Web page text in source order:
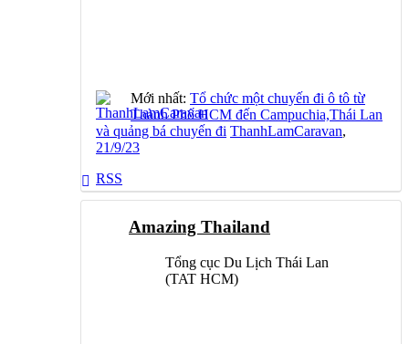
Mới nhất: Tổ chức một chuyến đi ô tô từ
Thành Phố HCM đến Campuchia,Thái Lan
và quảng bá chuyến đi ThanhLamCaravan,
21/9/23
RSS
Amazing Thailand
Tổng cục Du Lịch Thái Lan
(TAT HCM)